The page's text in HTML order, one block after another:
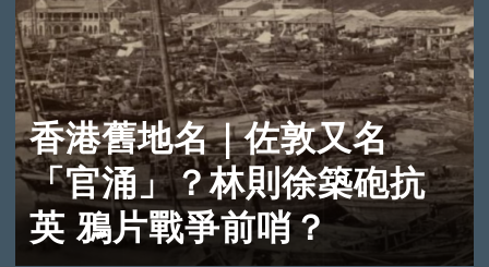
香港舊地名｜佐敦又名
「官涌」？林則徐築砲抗
英 鴉片戰爭前哨？